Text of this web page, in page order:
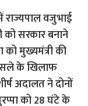
राज्यपाल वजुभाई
को सरकार बनाने
मुख्यमंत्री की
के खिलाफ
अदालत ने दोनों
को 28 घंटे के